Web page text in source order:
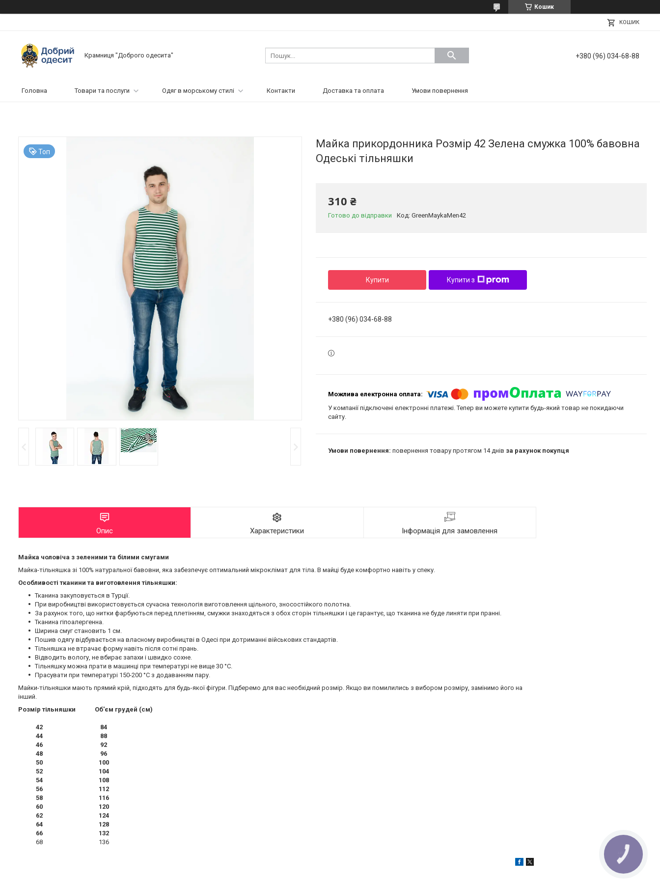
Кошик
КОШИК
Крамниця "Доброго одесита" +380 (96) 034-68-88
Головна Товари та послуги Одяг в морському стилі Контакти Доставка та оплата Умови повернення
Топ
Майка прикордонника Розмір 42 Зелена смужка 100% бавовна
Одеські тільняшки
310 ₴
Готово до відправки Код: GreenMaykaMen42
Купити Купити з
+380 (96) 034-68-88
У компанії підключені електронні платежі. Тепер ви можете купити будь-який товар не покидаючи
сайту.
повернення товару протягом 14 днів за рахунок покупця
Опис Характеристики Інформація для замовлення
Майка чоловіча з зеленими та білими смугами
Майка-тільняшка зі 100% натуральної бавовни, яка забезпечує оптимальний мікроклімат для тіла. В майці буде комфортно навіть у спеку.
Особливості тканини та виготовлення тільняшки:
Тканина закуповується в Турції.
При виробництві використовується сучасна технологія виготовлення щільного, зносостійкого полотна.
За рахунок того, що нитки фарбуються перед плетінням, смужки знаходяться з обох сторін тільняшки і це гарантує, що тканина не буде линяти при пранні.
Тканина гіпоалергенна.
Ширина смуг становить 1 см.
Пошив одягу відбувається на власному виробництві в Одесі при дотриманні військових стандартів.
Тільняшка не втрачає форму навіть після сотні прань.
Відводить вологу, не вбирає запахи і швидко сохне.
Тільняшку можна прати в машинці при температурі не вище 30 °C.
Прасувати при температурі 150-200 °C з додаванням пару.
Майки-тільняшки мають прямий крій, підходять для будь-якої фігури. Підберемо для вас необхідний розмір. Якщо ви помилились з вибором розміру, замінимо його на
інший.
Розмір тільняшки Об'єм грудей (см)
42 84
44 88
46 92
48 96
50 100
52 104
54 108
56 112
58 116
60 120
62 124
64 128
66 132
68 136
КНОПКА
ЗВ'ЯЗКУ